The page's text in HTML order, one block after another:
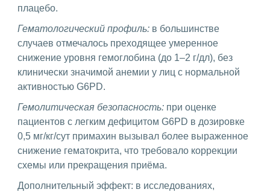
плацебо.
Гематологический профиль: в большинстве
случаев отмечалось преходящее умеренное
снижение уровня гемоглобина (до 1–2 г/дл), без
клинически значимой анемии у лиц с нормальной
активностью G6PD.
Гемолитическая безопасность: при оценке
пациентов с легким дефицитом G6PD в дозировке
0,5 мг/кг/сут примахин вызывал более выраженное
снижение гематокрита, что требовало коррекции
схемы или прекращения приёма.
Дополнительный эффект: в исследованиях,